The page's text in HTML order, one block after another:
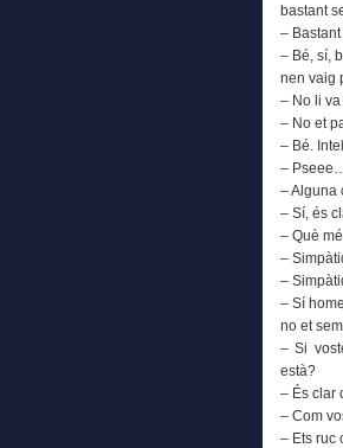
bastant
–
– Bé, sí,
nen vaig
– No li
– No et
– Bé.
–
– Alguna
– Sí, és
– Què
–
–
– Sí
no et
– Si
està?
– És clar
– Com
– Ets ruc